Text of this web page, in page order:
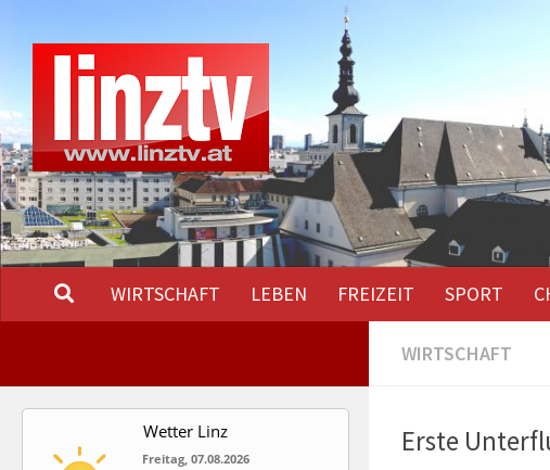
WIRTSCHAFT LEBEN FREIZEIT SPORT
WIRTSCHAFT
Erste
Wetter Linz
Freitag, 07.08.2026